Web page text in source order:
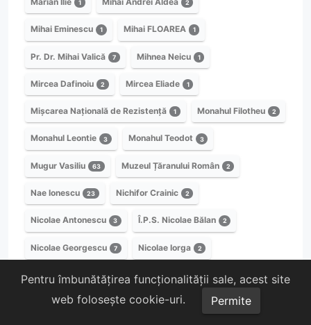
1 2
Mihai Eminescu 1 Mihai FLOAREA 1
Pr. Dr. Mihai Valică 7 Mihnea Neicu 1
Mircea Dafinoiu 2 Mircea Eliade 1
Mișcarea Națională de Rezistență 1 Monahul Filotheu 2
Monahul Leontie 3 Monahul Teodot 3
Mugur Vasiliu 63 Muzeul Țăranului Român 2
Nae Ionescu 23 Nichifor Crainic 2
Nicolae Antonescu 3 Î.P.S. Nicolae Bălan 2
Nicolae Georgescu 7 Nicolae Iorga 2
Nicolae Paulescu 1 Nil Arcașu
Octavian Mihalcea 1 Petru Demetrescu Popescu
Pentru îmbunătățirea funcționalității sale, acest site
web folosește cookie-uri.
Permite